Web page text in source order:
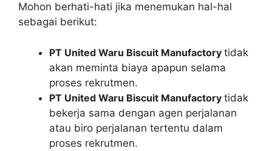
Mohon berhati-hati jika menemukan hal-hal
sebagai berikut:
PT United Waru Biscuit Manufactory tidak
akan meminta biaya apapun selama
proses rekrutmen.
PT United Waru Biscuit Manufactory tidak
bekerja sama dengan agen perjalanan
atau biro perjalanan tertentu dalam
proses rekrutmen.